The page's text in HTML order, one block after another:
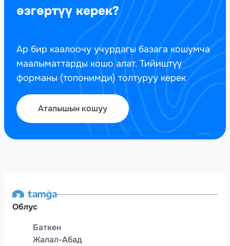
өзгөртүү керек?
Ар бир каалоочу учурдагы базага кошумча
маалыматтарды кошо алат. Тийиштүү
форманы (топонимди) толтуруу керек
Аталышын кошуу
Облус
Баткен
Жалал-Абад